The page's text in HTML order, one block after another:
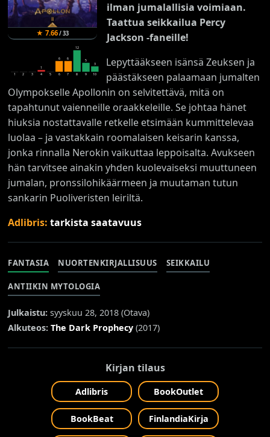
★7.66/33
1 2 3
1
4
5
6
6
6
7
12
8
5
9
3
10
ilman jumalallisia voimiaan.
Taattua seikkailua Percy
Jackson -faneille!
Lepyttääkseen isänsä Zeuksen ja
päästäkseen palaamaan jumalten
Olympokselle Apollonin on selvitettävä, mitä on
tapahtunut vaienneille oraakkeleille. Se johtaa hänet
hiuksia nostattavalle retkelle etsimään kummittelevaa
luolaa – ja vastakkain roomalaisen keisarin kanssa,
jonka rinnalla Nerokin vaikuttaa leppoisalta. Avukseen
hän tarvitsee ainakin yhden kuolevaiseksi muuttuneen
jumalan, pronssilohikäärmeen ja muutaman tutun
sankarin Puoliveristen leiriltä.
Adlibris:tarkista saatavuus
FANTASIA NUORTENKIRJALLISUUS SEIKKAILU
ANTIIKIN MYTOLOGIA
Julkaistu: syyskuu 28, 2018 (Otava)
Alkuteos: The Dark Prophecy (2017)
Kirjan tilaus
Adlibris BookOutlet
BookBeat FinlandiaKirja